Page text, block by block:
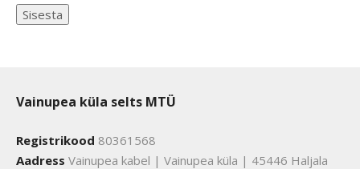
Vainupea küla selts MTÜ
Registrikood 80361568
Aadress Vainupea kabel | Vainupea küla | 45446 Haljala